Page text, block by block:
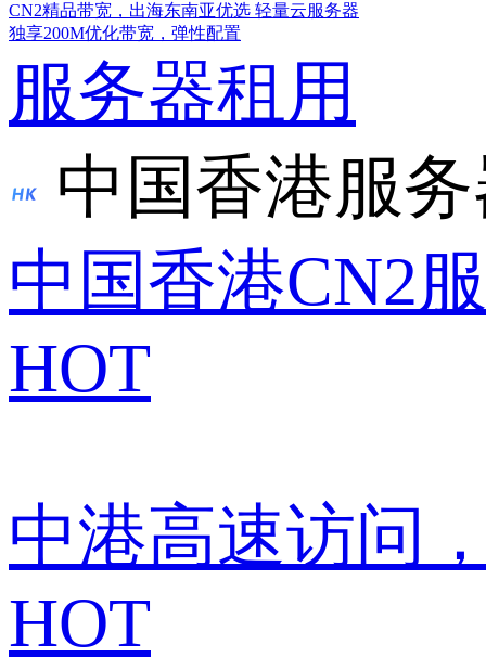
CN2精品带宽，出海东南亚优选 轻量云服务器
独享200M优化带宽，弹性配置
服务器租用
中国香港服
中国香港CN2
HOT
中港高速访问
HOT